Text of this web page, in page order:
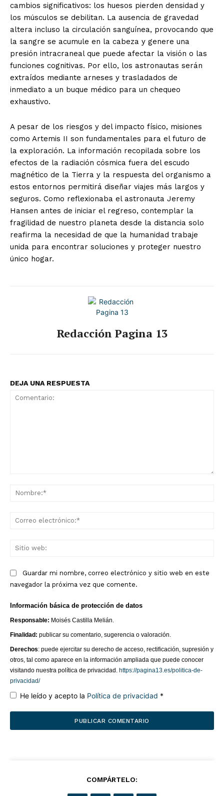
Grupo
Doce Más Una
Somos una empresa dedicada, entre otras actividades, a
cambios significativos: los huesos pierden densidad y
los músculos se debilitan. La ausencia de gravedad
altera incluso la circulación sanguínea, provocando que
la sangre se acumule en la cabeza y genere una
presión intracraneal que puede afectar la visión o las
funciones cognitivas. Por ello, los astronautas serán
extraídos mediante arneses y trasladados de
inmediato a un buque médico para un chequeo
exhaustivo.
A pesar de los riesgos y del impacto físico, misiones
como Artemis II son fundamentales para el futuro de
la exploración. La información recopilada sobre los
efectos de la radiación cósmica fuera del escudo
magnético de la Tierra y la respuesta del organismo a
estos entornos permitirá diseñar viajes más largos y
seguros. Como reflexionaba el astronauta Jeremy
Hansen antes de iniciar el regreso, contemplar la
fragilidad de nuestro planeta desde la distancia solo
reafirma la necesidad de que la humanidad trabaje
unida para encontrar soluciones y proteger nuestro
único hogar.
Redacción Pagina 13
DEJA UNA RESPUESTA
Guardar mi nombre, correo electrónico y sitio web en este
navegador la próxima vez que comente.
Información básica de protección de datos
Responsable: Moisés Castilla Melián.
Finalidad: publicar su comentario, sugerencia o valoración.
Derechos: puede ejercitar su derecho de acceso, rectificación, supresión y
otros, tal como aparece en la información ampliada que puede conocer
visitando nuestra política de privacidad. https://pagina13.es/politica-de-
privacidad/
He leído y acepto la Política de privacidad *
COMPÁRTELO: